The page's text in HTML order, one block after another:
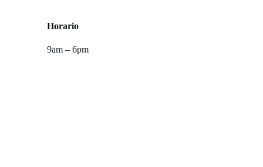
Horario
9am – 6pm